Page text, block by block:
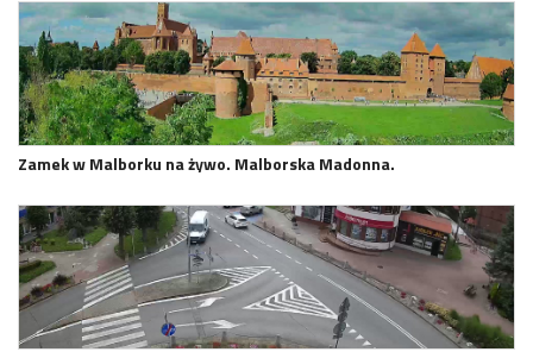
Zamek w Malborku na żywo. Malborska Madonna.